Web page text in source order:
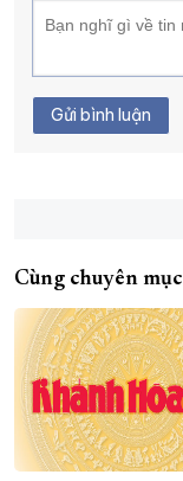
Gửi bình luận
Cùng chuyên mục